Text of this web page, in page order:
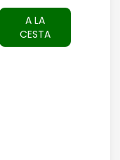
A LA
CESTA